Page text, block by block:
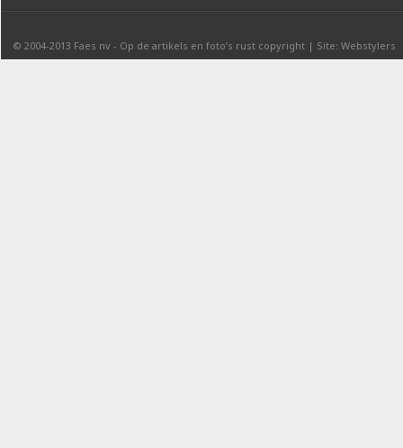
© 2004-2013 Faes nv - Op de artikels en foto’s rust copyright | Site: Webstylers